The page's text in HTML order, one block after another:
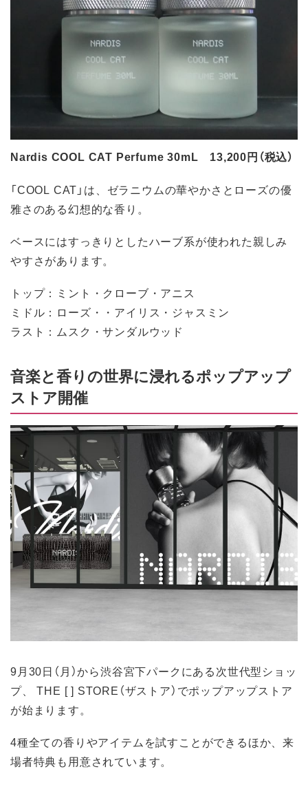
Nardis COOL CAT Perfume 30mL 13,200円（税込）
「COOL CAT」は、ゼラニウムの華やかさとローズの優
雅さのある幻想的な香り。
ベースにはすっきりとしたハーブ系が使われた親しみ
やすさがあります。
トップ：ミント・クローブ・アニス
ミドル：ローズ・・アイリス・ジャスミン
ラスト：ムスク・サンダルウッド
音楽と香りの世界に浸れるポップアップ
ストア開催
9月30日（月）から渋谷宮下パークにある次世代型ショッ
プ、 THE [ ] STORE（ザストア）でポップアップストア
が始まります。
4種全ての香りやアイテムを試すことができるほか、来
場者特典も用意されています。